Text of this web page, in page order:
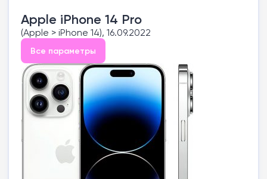
Apple iPhone 14 Pro
(Apple > iPhone 14), 16.09.2022
Все параметры